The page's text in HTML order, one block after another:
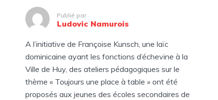
Publié par
Ludovic Namurois
A l’initiative de Françoise Kunsch, une laïc
dominicaine ayant les fonctions d’échevine à la
Ville de Huy, des ateliers pédagogiques sur le
thème « Toujours une place à table » ont été
proposés aux jeunes des écoles secondaires de